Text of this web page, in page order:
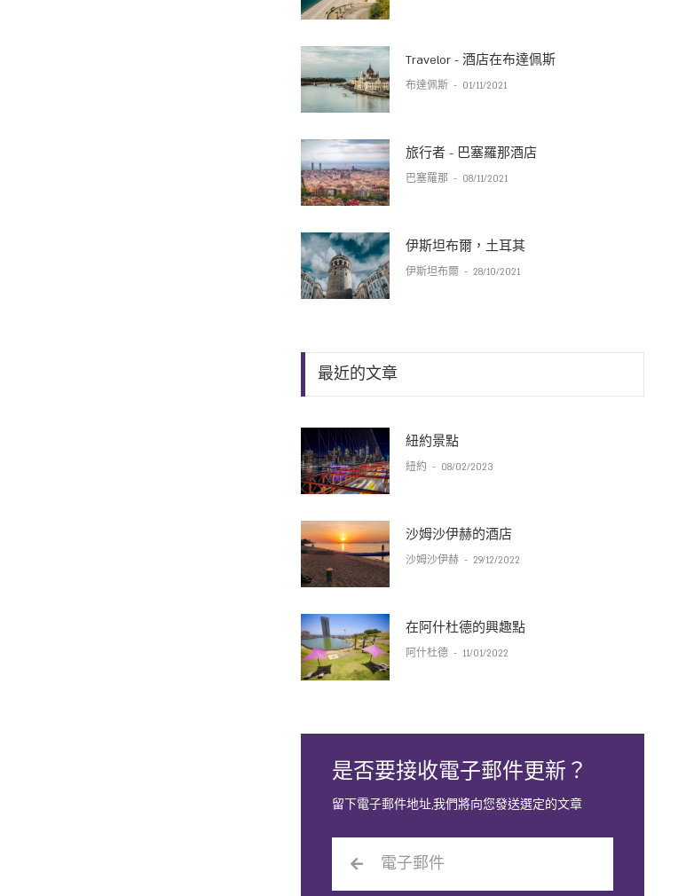
Travelor - 酒店在布達佩斯
布達佩斯 - 01/11/2021
旅行者 - 巴塞羅那酒店
巴塞羅那 - 08/11/2021
伊斯坦布爾，土耳其
伊斯坦布爾 - 28/10/2021
最近的文章
紐約景點
紐約 - 08/02/2023
沙姆沙伊赫的酒店
沙姆沙伊赫 - 29/12/2022
在阿什杜德的興趣點
阿什杜德 - 11/01/2022
是否要接收電子郵件更新？
留下電子郵件地址,我們將向您發送選定的文章